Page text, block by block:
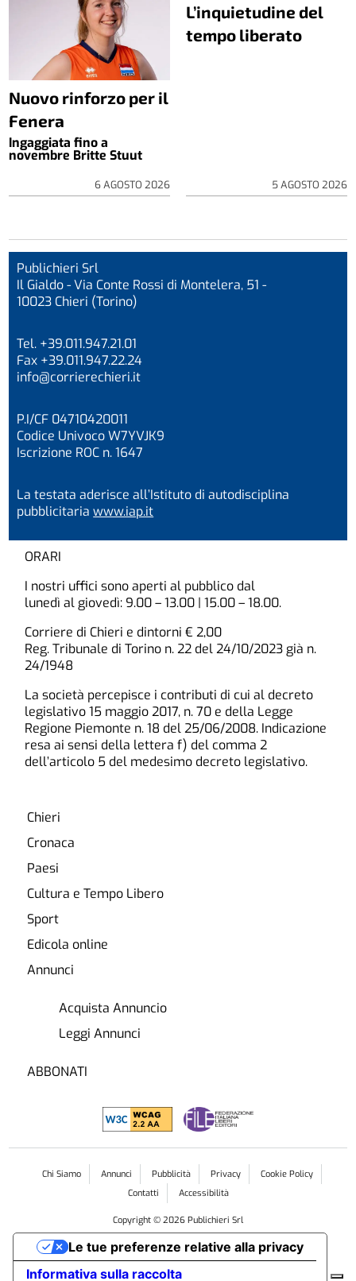
Nuovo rinforzo per il
Fenera
Ingaggiata fino a
novembre Britte Stuut
6 AGOSTO 2026
L’inquietudine del
tempo liberato
5 AGOSTO 2026
Publichieri Srl
Il Gialdo - Via Conte Rossi di Montelera, 51 -
10023 Chieri (Torino)
Tel. +39.011.947.21.01
Fax +39.011.947.22.24
info@corrierechieri.it
P.I/CF 04710420011
Codice Univoco W7YVJK9
Iscrizione ROC n. 1647
La testata aderisce all’Istituto di autodisciplina
pubblicitariawww.iap.it
ORARI
I nostri uffici sono aperti al pubblico dal
lunedì al giovedì: 9.00 – 13.00 | 15.00 – 18.00.
Corriere di Chieri e dintorni € 2,00
Reg. Tribunale di Torino n. 22 del 24/10/2023 già n.
24/1948
La società percepisce i contributi di cui al decreto
legislativo 15 maggio 2017, n. 70 e della Legge
Regione Piemonte n. 18 del 25/06/2008. Indicazione
resa ai sensi della lettera f) del comma 2
dell’articolo 5 del medesimo decreto legislativo.
Chieri
Cronaca
Paesi
Cultura e Tempo Libero
Sport
Edicola online
Annunci
Acquista Annuncio
Leggi Annunci
ABBONATI
Chi Siamo Annunci Pubblicità Privacy
Cookie Policy
Contatti
Accessibilità
Copyright © 2026 Publichieri Srl
Informativa sulla raccolta
Le tue preferenze relative alla privacy